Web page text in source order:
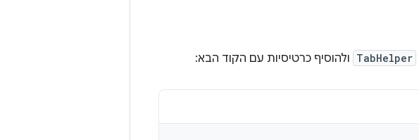
TabHelper ולהוסיף כרטיסיות עם הקוד הבא: